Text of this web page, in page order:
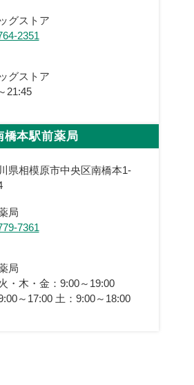
グストア
2351
グストア
21:45
本駅前薬局
県相模原市中央区南橋本1-
局
7361
局
・木・金：9:00～19:00
～17:00 土：9:00～18:00